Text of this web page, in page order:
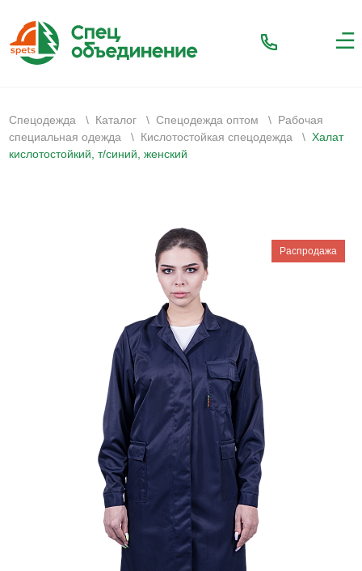
Спецодежда \ Каталог \ Спецодежда оптом \ Рабочая
специальная одежда
\ Кислотостойкая спецодежда \ Халат
кислотостойкий, т/синий, женский
Распродажа